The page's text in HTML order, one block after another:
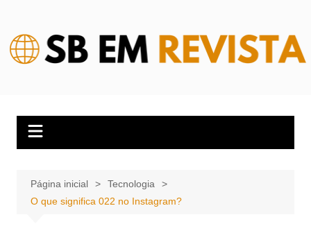
conteúdo
Página inicial
Tecnologia
O que significa 022 no Instagram?